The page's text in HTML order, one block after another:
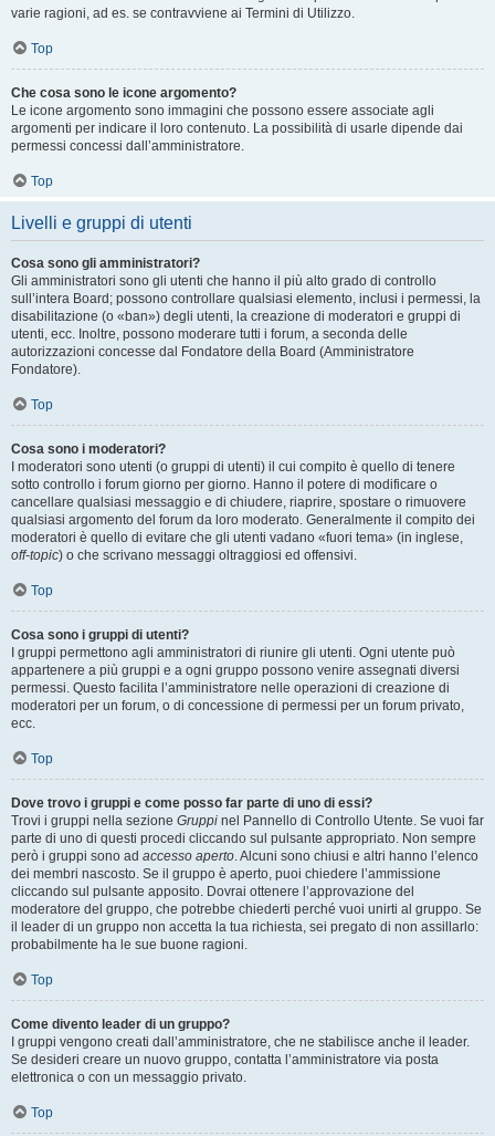
varie ragioni, ad es. se contravviene ai Termini di Utilizzo.
Top
Che cosa sono le icone argomento?
Le icone argomento sono immagini che possono essere associate agli
argomenti per indicare il loro contenuto. La possibilità di usarle dipende dai
permessi concessi dall’amministratore.
Top
Livelli e gruppi di utenti
Cosa sono gli amministratori?
Gli amministratori sono gli utenti che hanno il più alto grado di controllo
sull’intera Board; possono controllare qualsiasi elemento, inclusi i permessi, la
disabilitazione (o «ban») degli utenti, la creazione di moderatori e gruppi di
utenti, ecc. Inoltre, possono moderare tutti i forum, a seconda delle
autorizzazioni concesse dal Fondatore della Board (Amministratore
Fondatore).
Top
Cosa sono i moderatori?
I moderatori sono utenti (o gruppi di utenti) il cui compito è quello di tenere
sotto controllo i forum giorno per giorno. Hanno il potere di modificare o
cancellare qualsiasi messaggio e di chiudere, riaprire, spostare o rimuovere
qualsiasi argomento del forum da loro moderato. Generalmente il compito dei
moderatori è quello di evitare che gli utenti vadano «fuori tema» (in inglese,
off-topic) o che scrivano messaggi oltraggiosi ed offensivi.
Top
Cosa sono i gruppi di utenti?
I gruppi permettono agli amministratori di riunire gli utenti. Ogni utente può
appartenere a più gruppi e a ogni gruppo possono venire assegnati diversi
permessi. Questo facilita l’amministratore nelle operazioni di creazione di
moderatori per un forum, o di concessione di permessi per un forum privato,
ecc.
Top
Dove trovo i gruppi e come posso far parte di uno di essi?
Trovi i gruppi nella sezione Gruppi nel Pannello di Controllo Utente. Se vuoi far
parte di uno di questi procedi cliccando sul pulsante appropriato. Non sempre
però i gruppi sono ad accesso aperto. Alcuni sono chiusi e altri hanno l’elenco
dei membri nascosto. Se il gruppo è aperto, puoi chiedere l’ammissione
cliccando sul pulsante apposito. Dovrai ottenere l’approvazione del
moderatore del gruppo, che potrebbe chiederti perché vuoi unirti al gruppo. Se
il leader di un gruppo non accetta la tua richiesta, sei pregato di non assillarlo:
probabilmente ha le sue buone ragioni.
Top
Come divento leader di un gruppo?
I gruppi vengono creati dall’amministratore, che ne stabilisce anche il leader.
Se desideri creare un nuovo gruppo, contatta l’amministratore via posta
elettronica o con un messaggio privato.
Top